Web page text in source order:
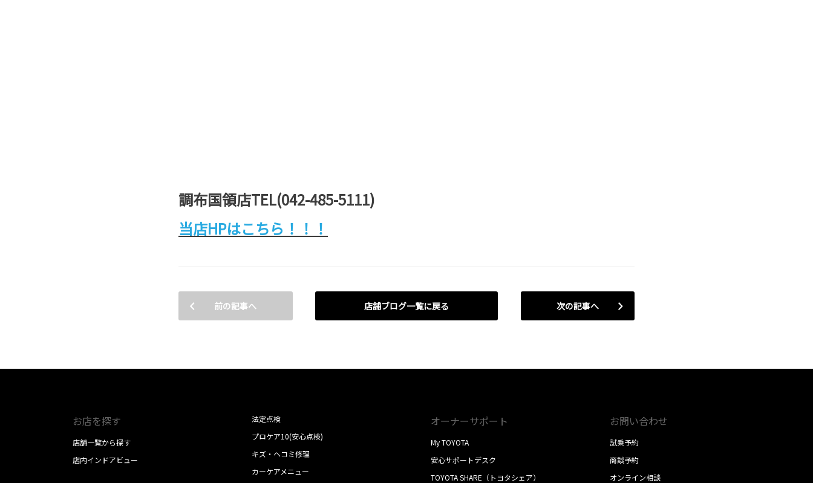
調布国領店TEL(042-485-5111)
当店HPはこちら！！！
前の記事へ 店舗ブログ一覧に戻る 次の記事へ
お店を探す
店舗一覧から探す
店内インドアビュー
法定点検
プロケア10(安心点検)
キズ・ヘコミ修理
カーケアメニュー
オーナーサポート
My TOYOTA
安心サポートデスク
TOYOTA SHARE（トヨタシェア）
お問い合わせ
試乗予約
商談予約
オンライン相談